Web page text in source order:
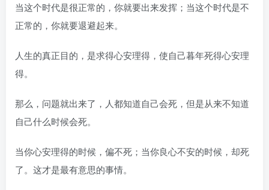
当这个时代是很正常的，你就要出来发挥；当这个时代是不
正常的，你就要退避起来。
人生的真正目的，是求得心安理得，使自己暮年死得心安理
得。
那么，问题就出来了，人都知道自己会死，但是从来不知道
自己什么时候会死。
当你心安理得的时候，偏不死；当你良心不安的时候，却死
了。这才是最有意思的事情。